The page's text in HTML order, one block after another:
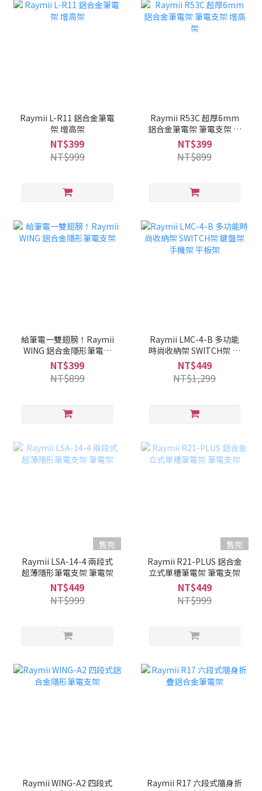
Raymii L-R11 鋁合金筆電
架 增高架
NT$399
NT$999
Raymii R53C 超厚6mm
鋁合金筆電架 筆電支架 增
高架
NT$399
NT$899
給筆電一雙翅膀！Raymii
WING 鋁合金隱形筆電支
架
NT$399
NT$899
Raymii LMC-4-B 多功能
時尚收納架 SWITCH架 鍵
盤架 手機架 平板架
NT$449
NT$1,299
售完
Raymii LSA-14-4 兩段式
超薄隱形筆電支架 筆電架
NT$449
NT$999
售完
Raymii R21-PLUS 鋁合金
立式單槽筆電架 筆電支架
NT$449
NT$999
Raymii WING-A2 四段式
Raymii R17 六段式隨身折